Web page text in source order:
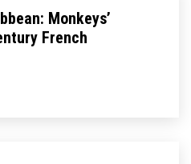
Monkeys’
French